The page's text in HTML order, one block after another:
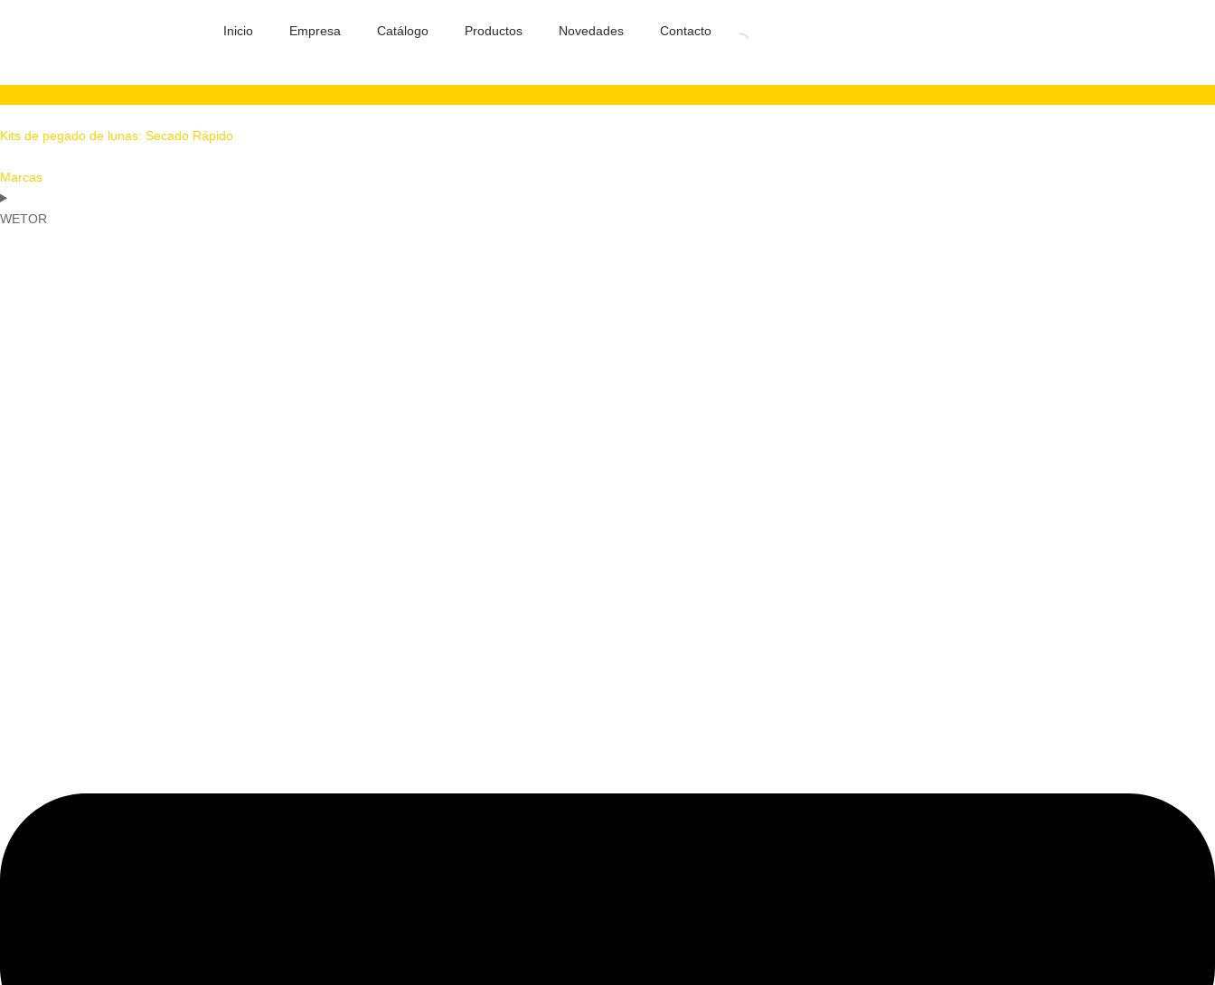
Inicio Empresa Catálogo Productos Novedades Contacto
Kits de pegado de lunas: Secado Rápido
Marcas
WETOR